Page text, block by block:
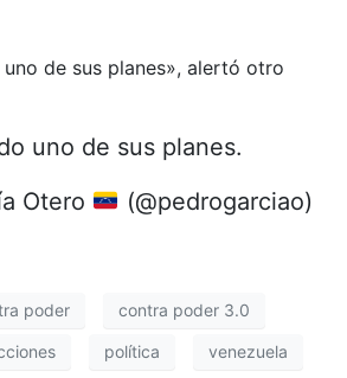
de sus planes», alertó otro
uno de sus planes.
Otero
(@pedrogarciao)
poder contra poder 3.0
política venezuela